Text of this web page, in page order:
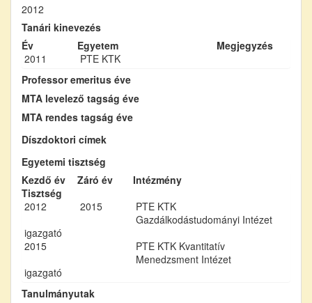
2012
Tanári kinevezés
Év
Egyetem
Megjegyzés
2011
PTE KTK
Professor emeritus éve
MTA levelező tagság éve
MTA rendes tagság éve
Díszdoktori címek
Egyetemi tisztség
Kezdő év
Záró év
Intézmény
Tisztség
2012
2015
PTE KTK
Gazdálkodástudományi Intézet
igazgató
2015
PTE KTK Kvantitatív
Menedzsment Intézet
igazgató
Tanulmányutak